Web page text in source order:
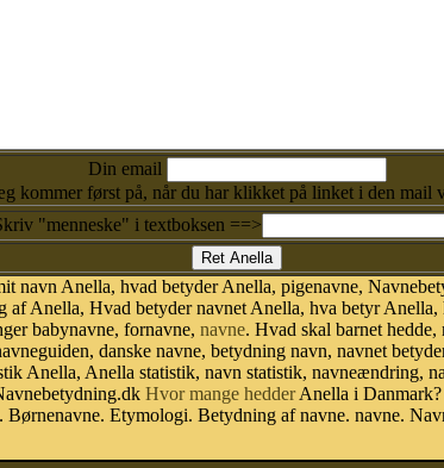
Din email
kommer først på, når du har klikket på linket i den mail
"menneske" i textboksen ==>
navn Anella, hvad betyder Anella, pigenavne,
Anella, Hvad betyder navnet Anella, hva betyr
babynavne, fornavne, navne. Hvad skal barnet
danske navne, betydning navn, navnet
Anella, Anella statistik, navn statistik, navneændring,
Hvor mange hedderAnella i
Etymologi. Betydning af navne. navne.